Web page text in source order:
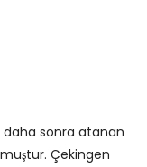
daha sonra atanan
Çekingen